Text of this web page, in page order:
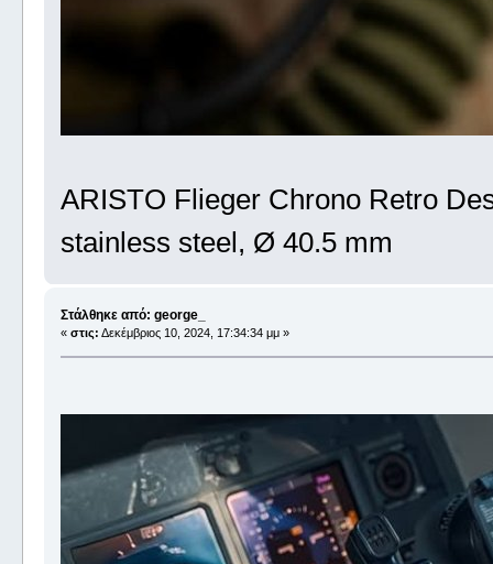
ARISTO Flieger Chrono Retro
stainless steel, Ø 40.5 mm
Στάλθηκε από: george_
« στις: Δεκέμβριος 10, 2024, 17:34:34 μμ »